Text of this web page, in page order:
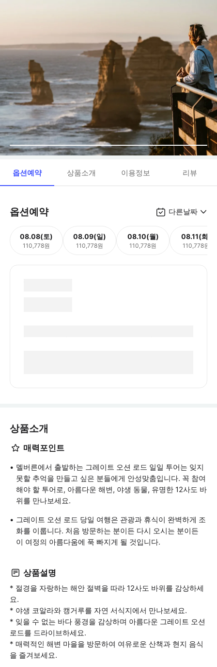
옵션예약 상품소개 이용정보 리뷰
옵션예약 다른날짜
08.08(토)
110,778원
08.09(일)
110,778원
08.10(월)
110,778원
08.11(화)
110,778원
상품소개
매력포인트
멜버른에서 출발하는 그레이트 오션 로드 일일 투어는 잊지
못할 추억을 만들고 싶은 분들에게 안성맞춤입니다. 꼭 참여
해야 할 투어로, 아름다운 해변, 야생 동물, 유명한 12사도 바
위를 만나보세요.
그레이트 오션 로드 당일 여행은 관광과 휴식이 완벽하게 조
화를 이룹니다. 처음 방문하는 분이든 다시 오시는 분이든
이 여정의 아름다움에 푹 빠지게 될 것입니다.
상품설명
* 절경을 자랑하는 해안 절벽을 따라 12사도 바위를 감상하세
요.
* 야생 코알라와 캥거루를 자연 서식지에서 만나보세요.
* 잊을 수 없는 바다 풍경을 감상하며 아름다운 그레이트 오션
로드를 드라이브하세요.
* 매력적인 해변 마을을 방문하여 여유로운 산책과 현지 음식
을 즐겨보세요.